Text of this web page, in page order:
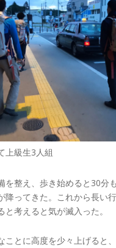
上級生3人組
を整え、歩き始めると30分
降ってきた。これから長い
と考えると気が滅入った。
ことに高度を少々上げると